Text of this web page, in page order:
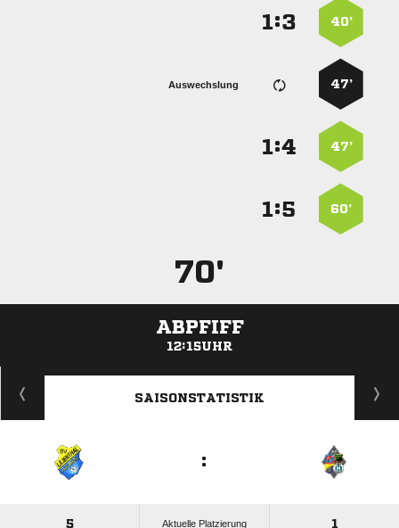
40’
:
47’
Auswechslung
47’
:
60’
:
70'
ABPFIFF
12:15UHR
ANZEIGE
SAISONSTATISTIK
:
5 Aktuelle Platzierung 1